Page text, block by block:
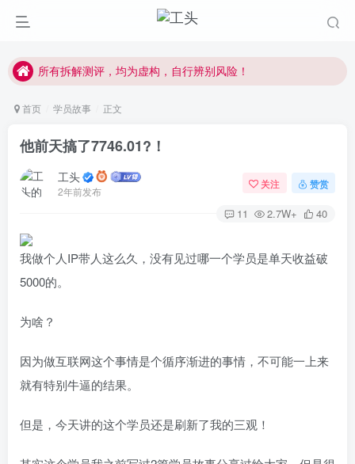
副业学习，请先学习公开内容，注意防骗。
所有拆解测评，均为虚构，自行辨别风险！
首页 学员故事 正文
他前天搞了7746.01?！
工头
2年前发布
关注 赞赏
11 2.7W+ 40
我做个人IP带人这么久，没有见过哪一个学员是单天收益破
5000的。
为啥？
因为做互联网这个事情是个循序渐进的事情，不可能一上来
就有特别牛逼的结果。
但是，今天讲的这个学员还是刷新了我的三观！